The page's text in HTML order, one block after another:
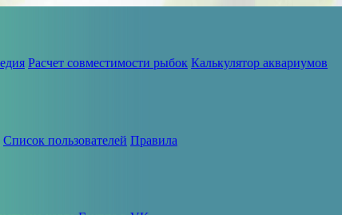
Расчет совместимости рыбок Калькулятор аквариумов
Список пользователей Правила